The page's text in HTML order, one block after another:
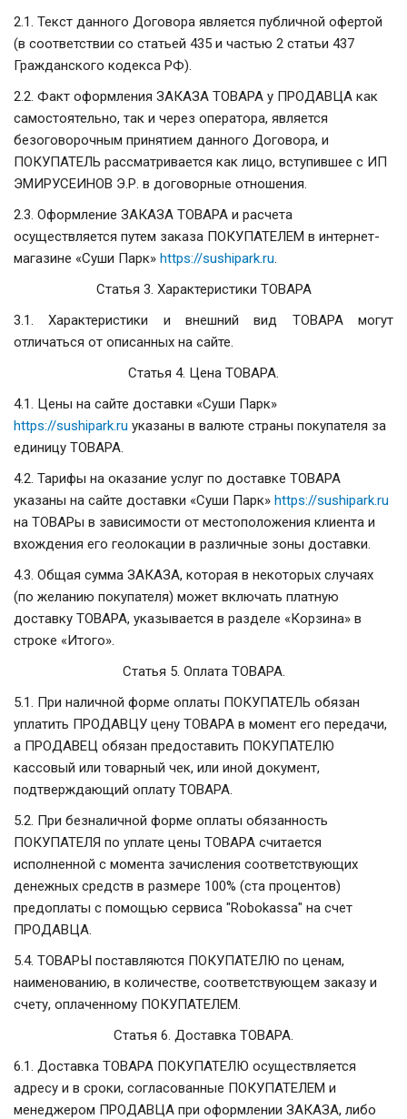
2.1. Текст данного Договора является публичной офертой
(в соответствии со статьей 435 и частью 2 статьи 437
Гражданского кодекса РФ).
2.2. Факт оформления ЗАКАЗА ТОВАРА у ПРОДАВЦА как
самостоятельно, так и через оператора, является
безоговорочным принятием данного Договора, и
ПОКУПАТЕЛЬ рассматривается как лицо, вступившее с ИП
ЭМИРУСЕИНОВ Э.Р. в договорные отношения.
2.3. Оформление ЗАКАЗА ТОВАРА и расчета
осуществляется путем заказа ПОКУПАТЕЛЕМ в интернет-
магазине «Суши Парк» https://sushipark.ru.
Статья 3. Характеристики ТОВАРА
3.1. Характеристики и внешний вид ТОВАРА могут
отличаться от описанных на сайте.
Статья 4. Цена ТОВАРА.
4.1. Цены на сайте доставки «Суши Парк»
https://sushipark.ru указаны в валюте страны покупателя за
единицу ТОВАРА.
4.2. Тарифы на оказание услуг по доставке ТОВАРА
указаны на сайте доставки «Суши Парк» https://sushipark.ru
на ТОВАРы в зависимости от местоположения клиента и
вхождения его геолокации в различные зоны доставки.
4.3. Общая сумма ЗАКАЗА, которая в некоторых случаях
(по желанию покупателя) может включать платную
доставку ТОВАРА, указывается в разделе «Корзина» в
строке «Итого».
Статья 5. Оплата ТОВАРА.
5.1. При наличной форме оплаты ПОКУПАТЕЛЬ обязан
уплатить ПРОДАВЦУ цену ТОВАРА в момент его передачи,
а ПРОДАВЕЦ обязан предоставить ПОКУПАТЕЛЮ
кассовый или товарный чек, или иной документ,
подтверждающий оплату ТОВАРА.
5.2. При безналичной форме оплаты обязанность
ПОКУПАТЕЛЯ по уплате цены ТОВАРА считается
исполненной с момента зачисления соответствующих
денежных средств в размере 100% (ста процентов)
предоплаты с помощью сервиса "Robokassa" на счет
ПРОДАВЦА.
5.4. ТОВАРЫ поставляются ПОКУПАТЕЛЮ по ценам,
наименованию, в количестве, соответствующем заказу и
счету, оплаченному ПОКУПАТЕЛЕМ.
Статья 6. Доставка ТОВАРА.
6.1. Доставка ТОВАРА ПОКУПАТЕЛЮ осуществляется
адресу и в сроки, согласованные ПОКУПАТЕЛЕМ и
менеджером ПРОДАВЦА при оформлении ЗАКАЗА, либо